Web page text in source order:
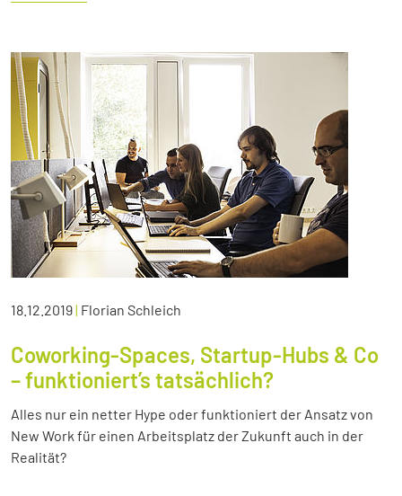
18.12.2019| Florian Schleich
Coworking-Spaces, Startup-Hubs & Co
– funktioniert’s tatsächlich?
Alles nur ein netter Hype oder funktioniert der Ansatz von
New Work für einen Arbeitsplatz der Zukunft auch in der
Realität?